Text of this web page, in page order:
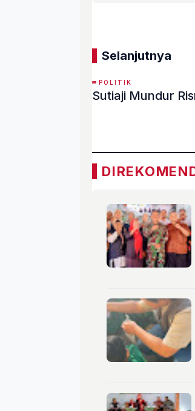
Selanjutnya
POLITIK